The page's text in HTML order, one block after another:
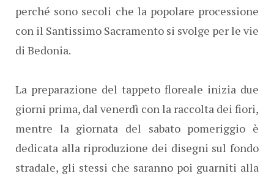
perché sono secoli che la popolare processione
con il Santissimo Sacramento si svolge per le vie
di Bedonia.
La preparazione del tappeto floreale inizia due
giorni prima, dal venerdì con la raccolta dei fiori,
mentre la giornata del sabato pomeriggio è
dedicata alla riproduzione dei disegni sul fondo
stradale, gli stessi che saranno poi guarniti alla